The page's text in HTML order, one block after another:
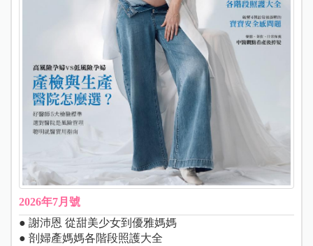
2026年7月號
● 謝沛恩 從甜美少女到優雅媽媽
● 剖婦產媽媽各階段照護大全